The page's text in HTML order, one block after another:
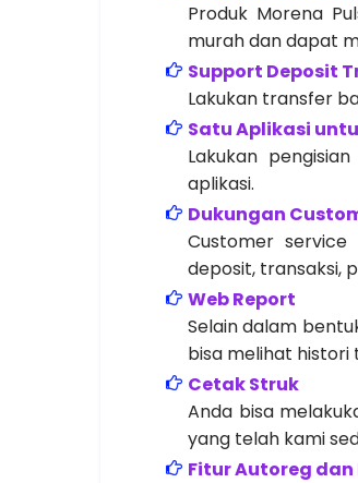
Produk Morena
murah dan dapat
Support Deposit
Lakukan transfer
Satu Aplikasi
Lakukan
aplikasi.
Dukungan
Customer
deposit, transaksi,
Web Report
Selain dalam
bisa melihat histori
Cetak Struk
Anda bisa
yang telah kami
Fitur Autoreg dan